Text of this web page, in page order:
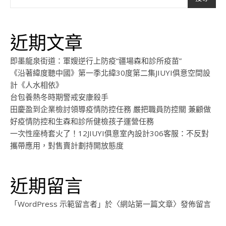
近期文章
即墨龍泉街道：軍嫂逆行上防疫“疆場森和診所疫苗”
《沿著緯度聽中國》第一季北緯30度第二集JIUYI俱意空間設
計《人水相依》
台包養熱冬時期警戒安康殺手
田慶盈到企業檢討領導疫情防控任務 嚴把職員防控關 兼顧做
好疫情防控和生森和診所健檢孩子運營任務
一次性座椅套火了！12JIUYI俱意室內設計306客服：不反對
攜帶應用，對售賣計劃持開放態度
近期留言
「WordPress 示範留言者 」於〈網站第一篇文章〉發佈留言